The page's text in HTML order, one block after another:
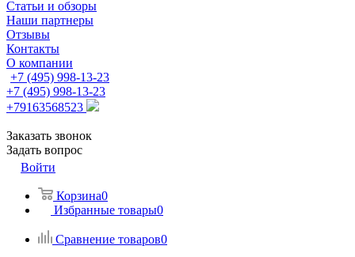
Статьи и обзоры
Наши партнеры
Отзывы
Контакты
О компании
+7 (495) 998-13-23
+7 (495) 998-13-23
+79163568523
Заказать звонок
Задать вопрос
Войти
Корзина0
Избранные товары0
Сравнение товаров0